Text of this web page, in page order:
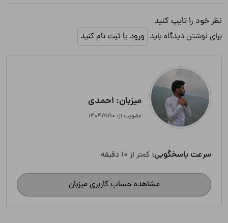
نظر خود را تایپ کنید
برای نوشتن دیدگاه باید ورود یا ثبت نام کنید
میزبان: احمدی
عضویت از: ۱۴۰۴/۱۱/۱۰
سرعت پاسخگویی: کمتر از 10 دقیقه
مشاهده حساب کاربری میزبان